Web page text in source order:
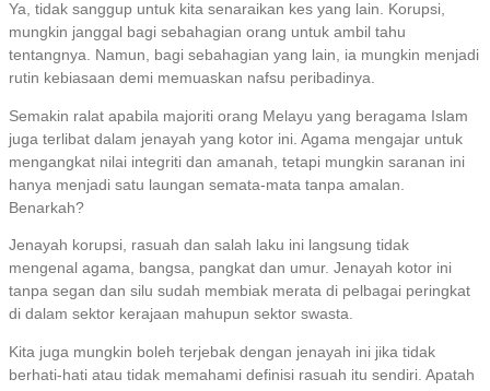
Ya, tidak sanggup untuk kita senaraikan kes yang lain. Korupsi,
mungkin janggal bagi sebahagian orang untuk ambil tahu
tentangnya. Namun, bagi sebahagian yang lain, ia mungkin menjadi
rutin kebiasaan demi memuaskan nafsu peribadinya.
Semakin ralat apabila majoriti orang Melayu yang beragama Islam
juga terlibat dalam jenayah yang kotor ini. Agama mengajar untuk
mengangkat nilai integriti dan amanah, tetapi mungkin saranan ini
hanya menjadi satu laungan semata-mata tanpa amalan.
Benarkah?
Jenayah korupsi, rasuah dan salah laku ini langsung tidak
mengenal agama, bangsa, pangkat dan umur. Jenayah kotor ini
tanpa segan dan silu sudah membiak merata di pelbagai peringkat
di dalam sektor kerajaan mahupun sektor swasta.
Kita juga mungkin boleh terjebak dengan jenayah ini jika tidak
berhati-hati atau tidak memahami definisi rasuah itu sendiri. Apatah